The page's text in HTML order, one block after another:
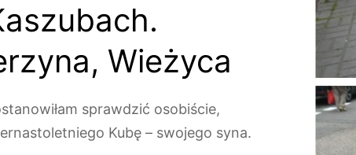
Wieżyca
sprawdzić osobiście,
Kubę – swojego syna.